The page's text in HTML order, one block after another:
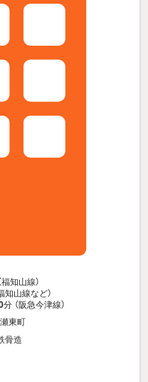
福知山線）
知山線など）
分 （阪急今津線）
東町
骨造